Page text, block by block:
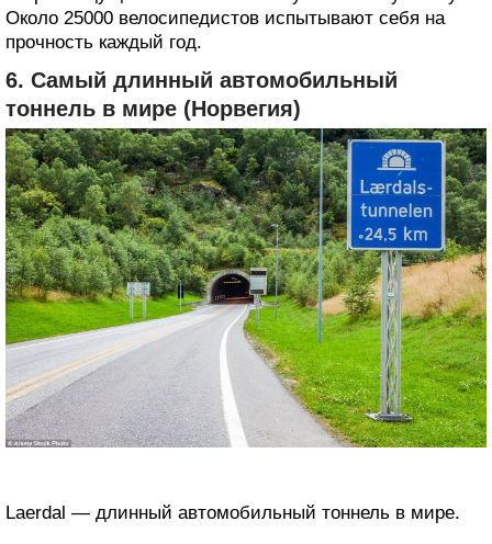
Около 25000 велосипедистов испытывают себя на
прочность каждый год.
6. Самый длинный автомобильный
тоннель в мире (Норвегия)
Laerdal — длинный автомобильный тоннель в мире.